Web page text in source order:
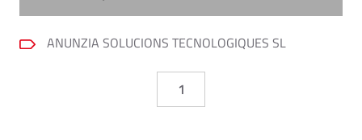
ANUNZIA SOLUCIONS TECNOLOGIQUES SL
1